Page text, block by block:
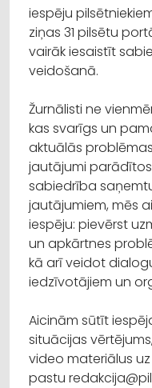
iespēju
ziņas 31 pilsētu
vairāk iesaistīt
veidošanā.
Žurnālisti ne
kas svarīgs un
aktuālās
jautājumi
sabiedrība
jautājumiem, mēs
iespēju: pievērst
un apkārtnes
kā arī veidot
iedzīvotājiem un
Aicinām sūtīt
situācijas
video materiālus
pastu